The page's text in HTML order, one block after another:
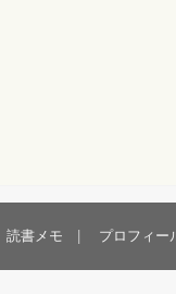
読書メモ プロフィー